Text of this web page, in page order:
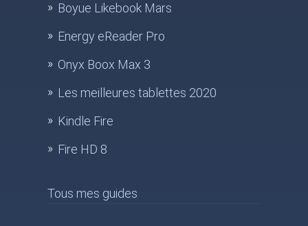
Boyue Likebook Mars
Energy eReader Pro
Onyx Boox Max 3
Les meilleures tablettes 2020
Kindle Fire
Fire HD 8
Tous mes guides